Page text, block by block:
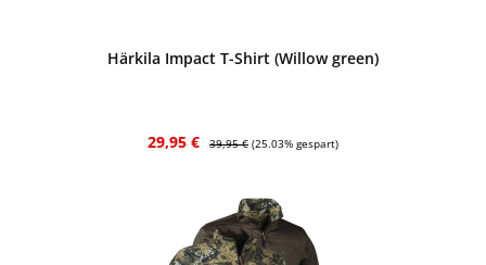
Härkila Impact T-Shirt (Willow green)
Verkaufspreis:
29,95 € Regulärer Preis:
39,95 € (25.03% gespart)